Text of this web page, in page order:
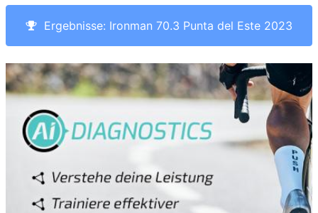
Ergebnisse: Ironman 70.3 Punta del Este 2023